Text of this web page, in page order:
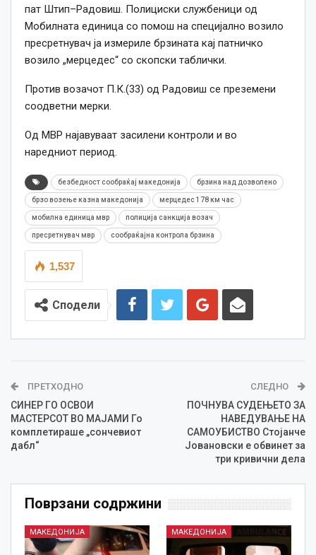
пат Штип–Радовиш. Полициски службеници од
Мобилната единица со помош на специјално возило
пресретнувач ја измериле брзината кај патничко
возило „мерцедес“ со скопски таблички.
Против возачот П.К.(33) од Радовиш се преземени
соодветни мерки.
Од МВР најавуваат засилени контроли и во
наредниот период.
безбедност сообраќај македонија брзина над дозволено
брзо возење казна македонија мерцедес 178 км час
мобилна единица мвр полиција санкција возач
пресретнувач мвр сообраќајна контрола брзина
1,537
Сподели
ПРЕТХОДНО
СИНЕР ГО ОСВОИ
МАСТЕРСОТ ВО МАЈАМИ Го
комплетираше „сончевиот
дабл“
СЛЕДНО
ПОЧНУВА СУДЕЊЕТО ЗА
НАВЕДУВАЊЕ НА
САМОУБИСТВО Стојанче
Јовановски е обвинет за
три кривични дела
Поврзани содржини
МАКЕДОНИЈА МАКЕДОНИЈА